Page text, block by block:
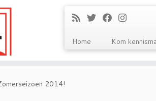
Home Kom
2014!